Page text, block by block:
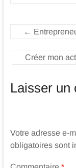
←
Créer mon
Laisser un
Votre adresse e-
obligatoires sont